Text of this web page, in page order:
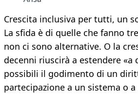
Crescita inclusiva per tutti, un
La sfida è di quelle che fanno
non ci sono alternative. O la
decenni riuscirà a estendere
possibili il godimento di un
partecipazione a un sistema o a